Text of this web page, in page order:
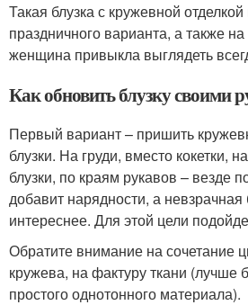
Такая блузка с кружевной
праздничного варианта, а также
женщина привыкла выглядеть
Как обновить блузку своими
Первый вариант – пришить
блузки. На груди, вместо кокетки,
блузки, по краям рукавов – везде
добавит нарядности, а невзрачная
интереснее. Для этой цели
Обратите внимание на сочетание
кружева, на фактуру ткани (лучше
простого однотонного материала).